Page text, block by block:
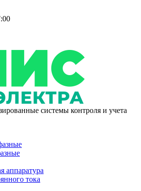
системы контроля и учета
аппаратура
тока